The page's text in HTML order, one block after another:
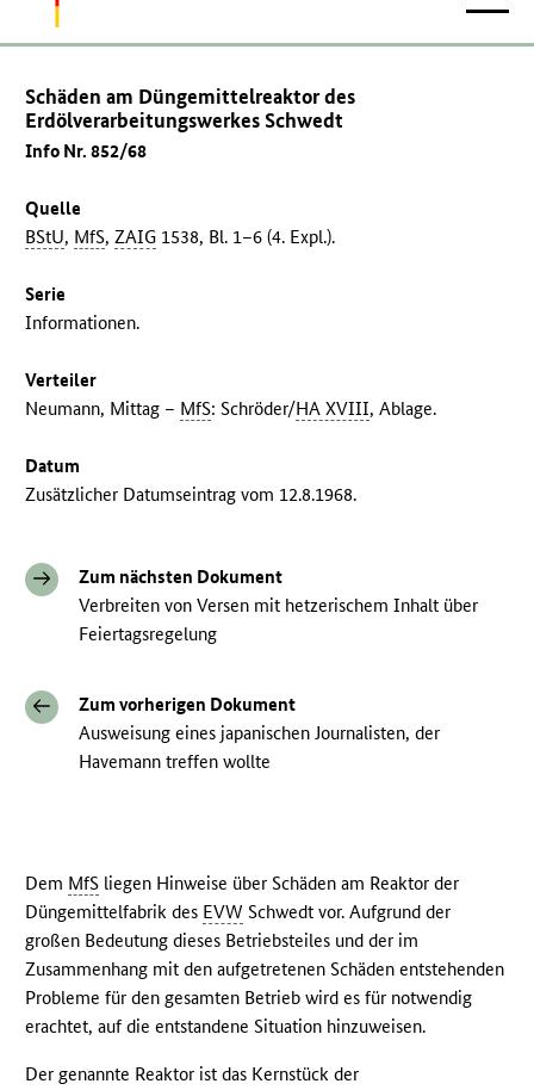
Schäden am Düngemittelreaktor des
Erdölverarbeitungswerkes Schwedt
Info Nr. 852/68
Quelle
BStU, MfS,ZAIG 1538, Bl. 1–6 (4. Expl.).
Serie
Informationen.
Verteiler
Neumann, Mittag – MfS: Schröder/HA XVIII, Ablage.
Datum
Zusätzlicher Datumseintrag vom 12.8.1968.
Zum nächsten Dokument
Verbreiten von Versen mit hetzerischem Inhalt über
Feiertagsregelung
Zum vorherigen Dokument
Ausweisung eines japanischen Journalisten, der
Havemann treffen wollte
Dem MfS liegen Hinweise über Schäden am Reaktor der
Düngemittelfabrik des EVW Schwedt vor. Aufgrund der
großen Bedeutung dieses Betriebsteiles und der im
Zusammenhang mit den aufgetretenen Schäden entstehenden
Probleme für den gesamten Betrieb wird es für notwendig
erachtet, auf die entstandene Situation hinzuweisen.
Der genannte Reaktor ist das Kernstück der